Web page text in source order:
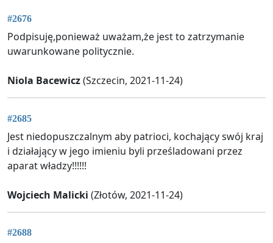
#2676
Podpisuję,ponieważ uważam,że jest to zatrzymanie
uwarunkowane politycznie.
Niola Bacewicz(Szczecin, 2021-11-24)
#2685
Jest niedopuszczalnym aby patrioci, kochający swój kraj
i działający w jego imieniu byli prześladowani przez
aparat władzy!!!!!!
Wojciech Malicki (Złotów, 2021-11-24)
#2688